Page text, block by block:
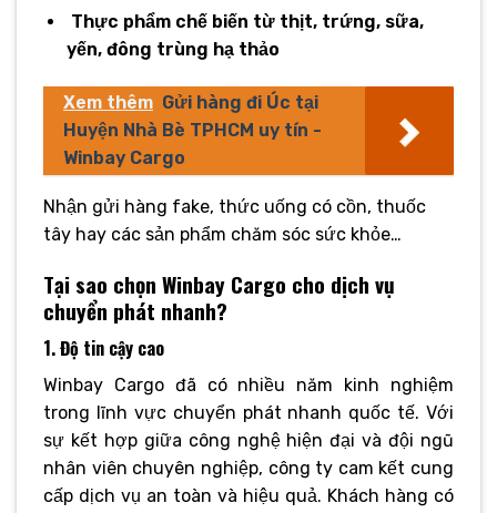
Thực phẩm chế biến từ thịt, trứng, sữa,
yến, đông trùng hạ thảo
Xem thêm Gửi hàng đi Úc tại
Huyện Nhà Bè TPHCM uy tín -
Winbay Cargo
Nhận gửi hàng fake, thức uống có cồn, thuốc
tây hay các sản phẩm chăm sóc sức khỏe…
Tại sao chọn Winbay Cargo cho dịch vụ
chuyển phát nhanh?
1. Độ tin cậy cao
Winbay Cargo đã có nhiều năm kinh nghiệm
trong lĩnh vực chuyển phát nhanh quốc tế. Với
sự kết hợp giữa công nghệ hiện đại và đội ngũ
nhân viên chuyên nghiệp, công ty cam kết cung
cấp dịch vụ an toàn và hiệu quả. Khách hàng có